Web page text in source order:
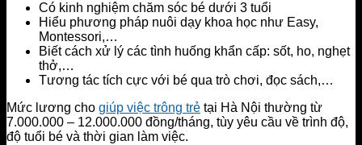
Có kinh nghiệm chăm sóc bé dưới 3 tuổi
Hiểu phương pháp nuôi dạy khoa học như Easy,
Montessori,…
Biết cách xử lý các tình huống khẩn cấp: sốt, ho, nghẹt
thở,…
Tương tác tích cực với bé qua trò chơi, đọc sách,…
Mức lương cho giúp việc trông trẻ tại Hà Nội thường từ
7.000.000 – 12.000.000 đồng/tháng, tùy yêu cầu về trình độ,
độ tuổi bé và thời gian làm việc.